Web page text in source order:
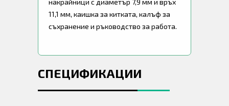
накрайници с диаметър 7,9 мм и връх
11,1 мм, каишка за китката, калъф за
съхранение и ръководство за работа.
СПЕЦИФИКАЦИИ